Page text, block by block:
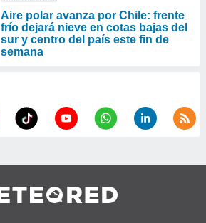
Aire polar avanza por Chile: frente
frío dejará nieve en cotas bajas del
sur y centro del país este fin de
semana